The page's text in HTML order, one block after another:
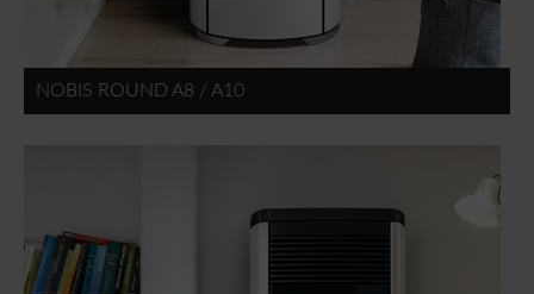
NOBIS ROUND A8 / A10